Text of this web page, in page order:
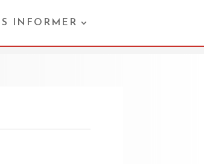
INFORMER